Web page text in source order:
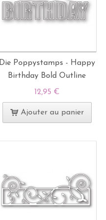
Die Poppystamps - Happy
Birthday Bold Outline
12,95 €
Ajouter au panier